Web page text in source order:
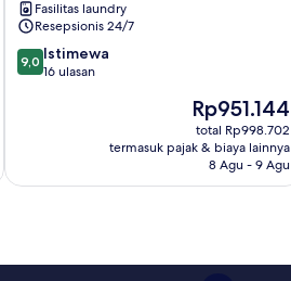
Varanasi
Fasilitas laundry
Resepsionis 24/7
9.0
dari
9,0 Istimewa
16 ulasan
Harga
sekarang
Rp951.144
Rp951.144
total Rp998.702
termasuk pajak & biaya lainnya
8 Agu - 9 Agu